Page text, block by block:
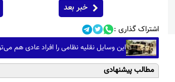
خبر بعد
اشتراک گذاری :
این وسایل نقلیه نظامی را افراد عادی هم
مطالب پیشنهادی